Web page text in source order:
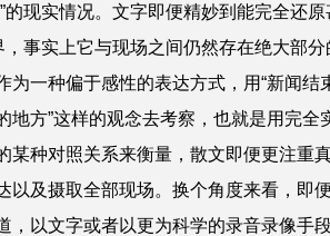
的现实情况。文字即便精妙到能完全还原
，事实上它与现场之间仍然存在绝大部分
为一种偏于感性的表达方式，用“新闻结
地方”这样的观念去考察，也就是用完全
某种对照关系来衡量，散文即便更注重
以及摄取全部现场。换个角度来看，即
，以文字或者以更为科学的录音录像手